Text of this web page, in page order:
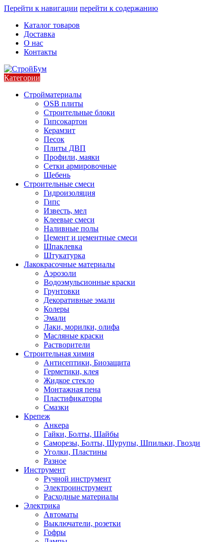
Перейти к навигации перейти к содержанию
Каталог товаров
Доставка
О нас
Контакты
Категории
Стройматериалы
OSB плиты
Строительные блоки
Гипсокартон
Керамзит
Песок
Плиты ДВП
Профили, маяки
Сетки армировочные
Щебень
Строительные смеси
Гидроизоляция
Гипс
Известь, мел
Клеевые смеси
Наливные полы
Цемент и цементные смеси
Шпаклевка
Штукатурка
Лакокрасочные материалы
Аэрозоли
Водоэмульсионные краски
Грунтовки
Декоративные эмали
Колеры
Эмали
Лаки, морилки, олифа
Масляные краски
Растворители
Строительная химия
Антисептики, Биозащита
Герметики, клея
Жидкое стекло
Монтажная пена
Пластификаторы
Смазки
Крепеж
Анкера
Гайки, Болты, Шайбы
Саморезы, Болты, Шурупы, Шпильки, Гвозди
Уголки, Пластины
Разное
Инструмент
Ручной инструмент
Электроинструмент
Расходные материалы
Электрика
Автоматы
Выключатели, розетки
Гофры